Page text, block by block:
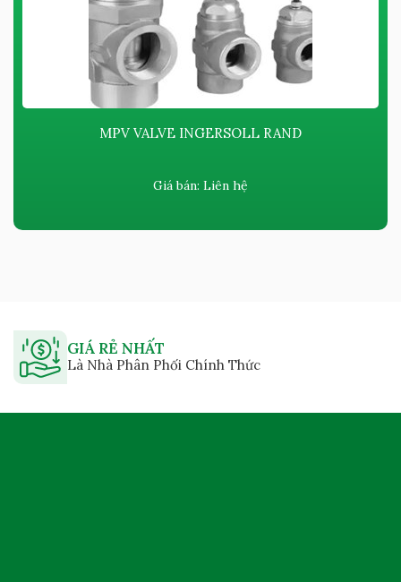
MPV VALVE INGERSOLL RAND
Giá bán: Liên hệ
GIÁ RẺ NHẤT
Là Nhà Phân Phối Chính Thức